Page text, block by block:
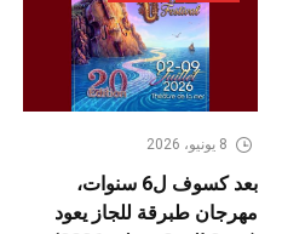
8 يونيو، 2026
بعد كسوف ل6 سنوات،
مهرجان طبرقة للجاز يعود